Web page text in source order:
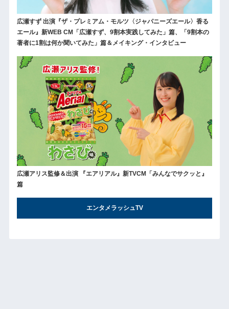
広瀬すず 出演『ザ・プレミアム・モルツ〈ジャパニーズエール〉香る
エール』新WEB CM「広瀬すず、9割本実践してみた」篇、「9割本の
著者に1割は何か聞いてみた」篇＆メイキング・インタビュー
広瀬アリス監修＆出演 『エアリアル』新TVCM「みんなでサクッと』
篇
エンタメラッシュTV